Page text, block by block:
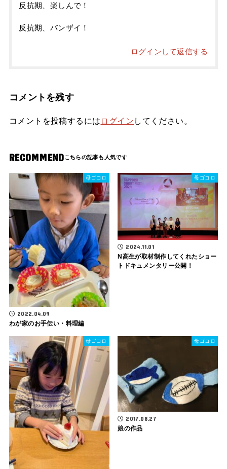
反抗期、楽しんで！
反抗期、バンザイ！
ログインして返信する
コメントを残す
コメントを投稿するには ログイン してください。
RECOMMEND
母ゴコロ
2022.04.09
わが家のお手伝い・料理編
母ゴコロ
2024.11.01
N高生が取材制作してくれたショー
トドキュメンタリー公開！
母ゴコロ 母ゴコロ
2017.08.27
娘の作品